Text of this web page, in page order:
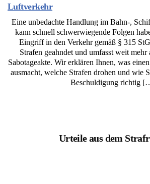
Luftverkehr
Eine unbedachte Handlung im Bahn-,
kann schnell schwerwiegende Folgen
Eingriff in den Verkehr gemäß § 315
Strafen geahndet und umfasst weit
Sabotageakte. Wir erklären Ihnen, was
ausmacht, welche Strafen drohen und wie
Beschuldigung richtig
Urteile aus dem